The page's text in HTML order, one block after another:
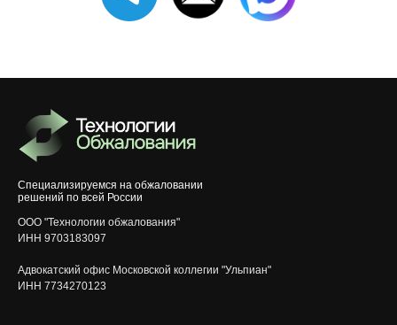
ООО "Технологии обжалования"
ИНН 9703183097
Адвокатский офис Московской коллегии "Ульпиан"
ИНН 7734270123
Специализируемся на обжаловании
решений по всей России